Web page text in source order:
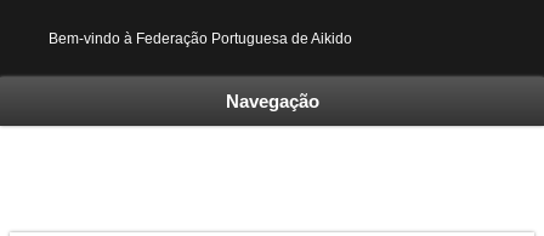
Bem-vindo à Federação Portuguesa de Aikido
Navegação